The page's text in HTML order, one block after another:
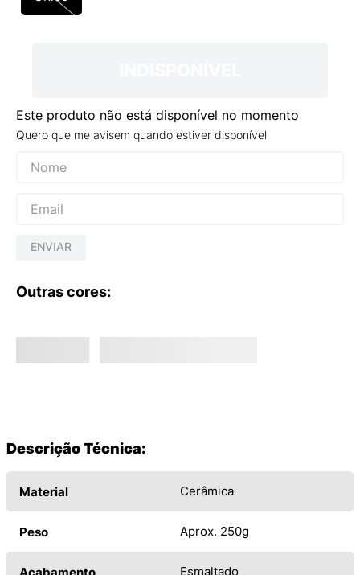
Este produto não está disponível no momento
Quero que me avisem quando estiver disponível
ENVIAR
Outras cores:
Descrição Técnica:
Material Cerâmica
Peso Aprox. 250g
Esmaltado
NEW 530